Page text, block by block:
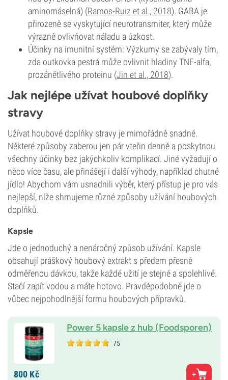
aminomáselná) (Ramos-Ruiz et al., 2018). GABA je
přirozeně se vyskytující neurotransmiter, který může
výrazně ovlivňovat náladu a úzkost.
Účinky na imunitní systém: Výzkumy se zabývaly tím,
zda outkovka pestrá může ovlivnit hladiny TNF-alfa,
prozánětlivého proteinu (Jin et al., 2018).
Jak nejlépe užívat houbové doplňky
stravy
Užívat houbové doplňky stravy je mimořádně snadné.
Některé způsoby zaberou jen pár vteřin denně a poskytnou
všechny účinky bez jakýchkoliv komplikací. Jiné vyžadují o
něco více času, ale přinášejí i další výhody, například chutné
jídlo! Abychom vám usnadnili výběr, který přístup je pro vás
nejlepší, níže shrnujeme různé způsoby užívání houbových
doplňků.
Kapsle
Jde o jednoduchý a nenáročný způsob užívání. Kapsle
obsahují práškový houbový extrakt s předem přesně
odměřenou dávkou, takže každé užití je stejné a spolehlivé.
Stačí zapít vodou a máte hotovo. Pravděpodobně jde o
vůbec nejpohodlnější formu houbových přípravků.
Power 5 kapsle z hub (Foodsporen)
75
800 Kč